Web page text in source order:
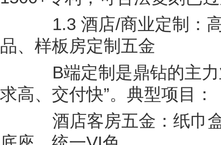
1.3 酒店/商业定制：高
品、样板房定制五金
B端定制是鼎钻的主力
求高、交付快”。典型项目：
酒店客房五金：纸巾盒